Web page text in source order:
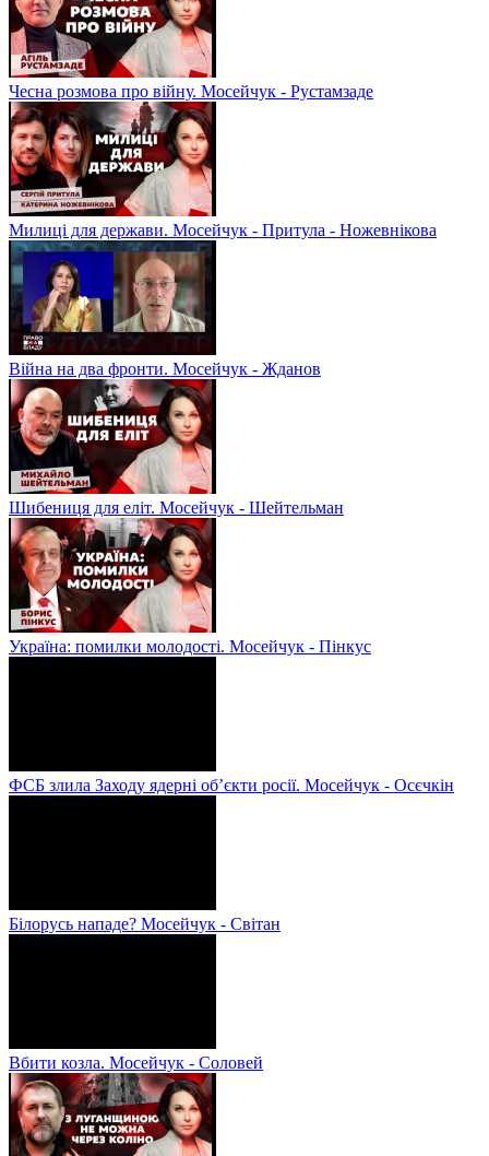
Чесна розмова про війну. Мосейчук - Рустамзаде
Милиці для держави. Мосейчук - Притула - Ножевнікова
Війна на два фронти. Мосейчук - Жданов
Шибениця для еліт. Мосейчук - Шейтельман
Україна: помилки молодості. Мосейчук - Пінкус
ФСБ злила Заходу ядерні об’єкти росії. Мосейчук - Осєчкін
Білорусь нападе? Мосейчук - Світан
Вбити козла. Мосейчук - Соловей